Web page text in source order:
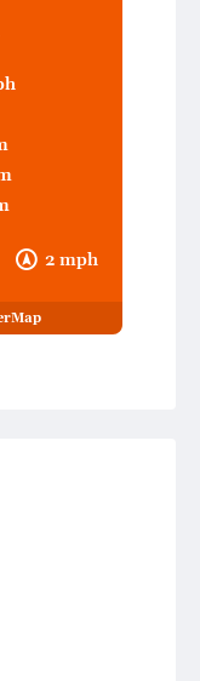
2 mph